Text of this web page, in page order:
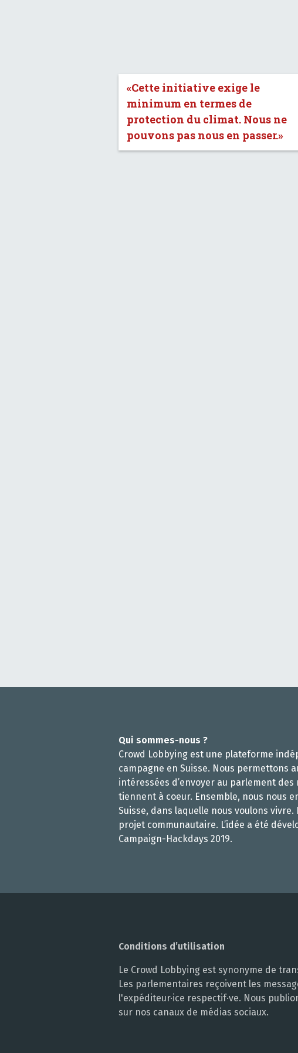
«Cette initiative exige le
minimum en termes de
protection du climat. Nous ne
pouvons pas nous en passer.»
Qui sommes-nous ?
Crowd Lobbying est une plateforme
campagne en Suisse. Nous permettons
intéressées d’envoyer au parlement des
tiennent à coeur. Ensemble, nous nous
Suisse, dans laquelle nous voulons
projet communautaire. L’idée a été
Campaign-Hackdays 2019.
Conditions d’utilisation
Le Crowd Lobbying est synonyme de
Les parlementaires reçoivent les
l'expéditeur·ice respectif·ve. Nous
sur nos canaux de médias sociaux.